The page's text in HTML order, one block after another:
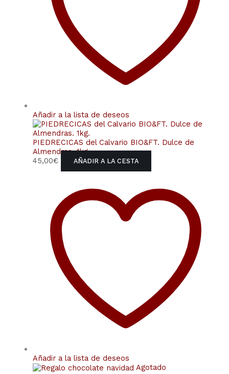
Añadir a la lista de deseos
PIEDRECICAS del Calvario BIO&FT. Dulce de
Almendras. 1kg.
45,00€ AÑADIR A LA CESTA
Añadir a la lista de deseos
Agotado